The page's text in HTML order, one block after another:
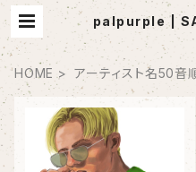
palpurple |
(セレク
HOME アーティスト名50音